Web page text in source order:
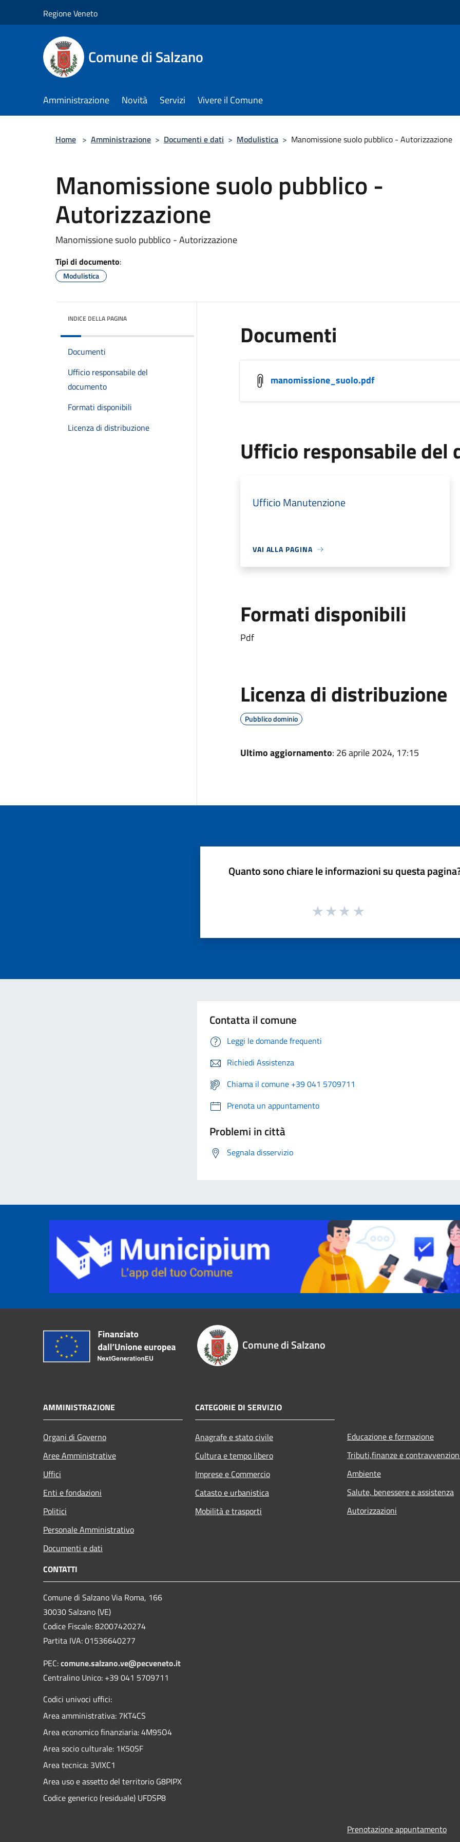
Regione Veneto
Comune di Salzano
Amministrazione Novità Servizi Vivere il Comune
Home > Amministrazione > Documenti e dati > Modulistica > Manomissione suolo pubblico - Autorizzazione
Manomissione suolo pubblico -
Autorizzazione
Manomissione suolo pubblico - Autorizzazione
Tipi di documento:
Modulistica
INDICE DELLA PAGINA
Documenti
Ufficio responsabile del
documento
Formati disponibili
Licenza di distribuzione
Documenti
manomissione_suolo.pdf
Ufficio responsabile del
Ufficio Manutenzione
VAI ALLA PAGINA
Formati disponibili
Pdf
Licenza di distribuzione
Pubblico dominio
Ultimo aggiornamento: 26 aprile 2024, 17:15
Quanto sono chiare le informazioni su questa
Contatta il comune
Leggi le domande frequenti
Richiedi Assistenza
Chiama il comune +39 041 5709711
Prenota un appuntamento
Problemi in città
Segnala disservizio
Comune di Salzano
AMMINISTRAZIONE
Organi di Governo
Aree Amministrative
Uffici
Enti e fondazioni
Politici
Personale Amministrativo
Documenti e dati
CATEGORIE DI SERVIZIO
Anagrafe e stato civile
Cultura e tempo libero
Imprese e Commercio
Catasto e urbanistica
Mobilità e trasporti
Educazione e formazione
Tributi,finanze e
Ambiente
Salute, benessere e assistenza
Autorizzazioni
CONTATTI
Comune di Salzano Via Roma, 166
30030 Salzano (VE)
Codice Fiscale: 82007420274
Partita IVA: 01536640277
PEC:comune.salzano.ve@pecveneto.it
Centralino Unico: +39 041 5709711
Codici univoci uffici:
Area amministrativa: 7KT4CS
Area economico finanziaria: 4M95O4
Area socio culturale: 1K50SF
Area tecnica: 3VIXC1
Area uso e assetto del territorio G8PIPX
Codice generico (residuale) UFDSP8
Prenotazione appuntamento